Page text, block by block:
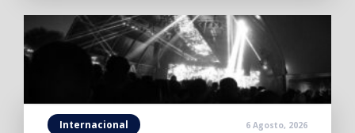
Internacional 6 Agosto, 2026